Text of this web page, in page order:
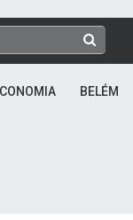
BELÉM